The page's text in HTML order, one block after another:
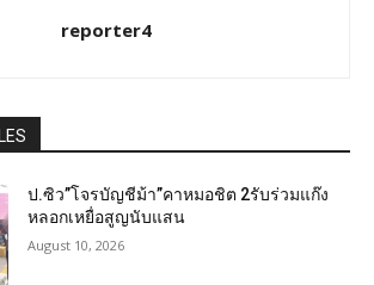
reporter4
ป.ซิว”โจรบัญชีม้า”คาหมอชิต 2รับร่วมแก๊ง
หลอกเหยื่อสูญนับแสน
August 10, 2026